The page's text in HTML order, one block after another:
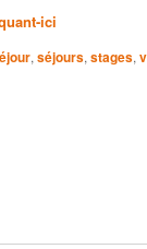
ici
, séjours, stages,